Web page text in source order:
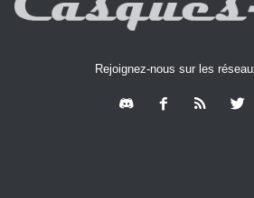
Rejoignez-nous sur les